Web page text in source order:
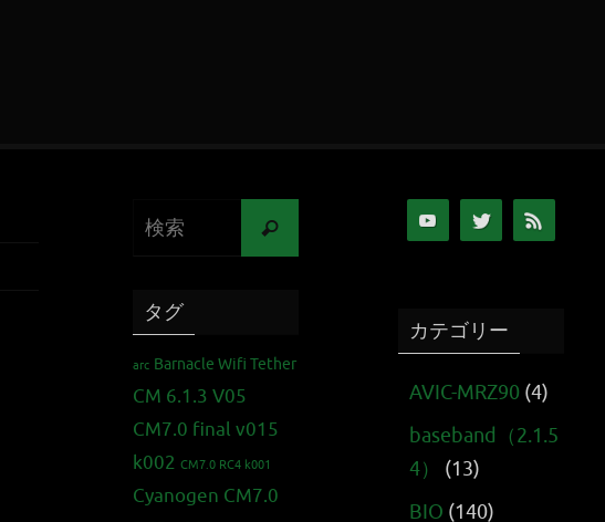
タグ
arc Barnacle Wifi Tether
CM 6.1.3 V05
CM7.0 final v015
k002 CM7.0 RC4 k001
Cyanogen CM7.0
カテゴリー
AVIC-MRZ90 (4)
baseband（2.1.5
4）
(13)
BIO (140)